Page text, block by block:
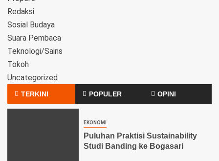
Redaksi
Sosial Budaya
Suara Pembaca
Teknologi/Sains
Tokoh
Uncategorized
TERKINI POPULER OPINI
EKONOMI
Puluhan Praktisi Sustainability
Studi Banding ke Bogasari